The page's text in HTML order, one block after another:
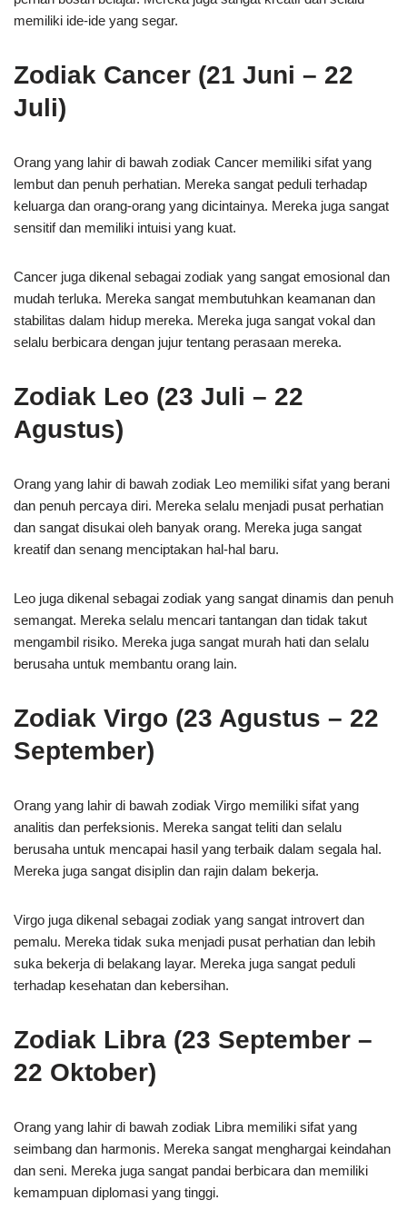
memiliki ide-ide yang segar.
Zodiak Cancer (21 Juni – 22
Juli)
Orang yang lahir di bawah zodiak Cancer memiliki sifat yang
lembut dan penuh perhatian. Mereka sangat peduli terhadap
keluarga dan orang-orang yang dicintainya. Mereka juga sangat
sensitif dan memiliki intuisi yang kuat.
Cancer juga dikenal sebagai zodiak yang sangat emosional dan
mudah terluka. Mereka sangat membutuhkan keamanan dan
stabilitas dalam hidup mereka. Mereka juga sangat vokal dan
selalu berbicara dengan jujur tentang perasaan mereka.
Zodiak Leo (23 Juli – 22
Agustus)
Orang yang lahir di bawah zodiak Leo memiliki sifat yang berani
dan penuh percaya diri. Mereka selalu menjadi pusat perhatian
dan sangat disukai oleh banyak orang. Mereka juga sangat
kreatif dan senang menciptakan hal-hal baru.
Leo juga dikenal sebagai zodiak yang sangat dinamis dan penuh
semangat. Mereka selalu mencari tantangan dan tidak takut
mengambil risiko. Mereka juga sangat murah hati dan selalu
berusaha untuk membantu orang lain.
Zodiak Virgo (23 Agustus – 22
September)
Orang yang lahir di bawah zodiak Virgo memiliki sifat yang
analitis dan perfeksionis. Mereka sangat teliti dan selalu
berusaha untuk mencapai hasil yang terbaik dalam segala hal.
Mereka juga sangat disiplin dan rajin dalam bekerja.
Virgo juga dikenal sebagai zodiak yang sangat introvert dan
pemalu. Mereka tidak suka menjadi pusat perhatian dan lebih
suka bekerja di belakang layar. Mereka juga sangat peduli
terhadap kesehatan dan kebersihan.
Zodiak Libra (23 September –
22 Oktober)
Orang yang lahir di bawah zodiak Libra memiliki sifat yang
seimbang dan harmonis. Mereka sangat menghargai keindahan
dan seni. Mereka juga sangat pandai berbicara dan memiliki
kemampuan diplomasi yang tinggi.